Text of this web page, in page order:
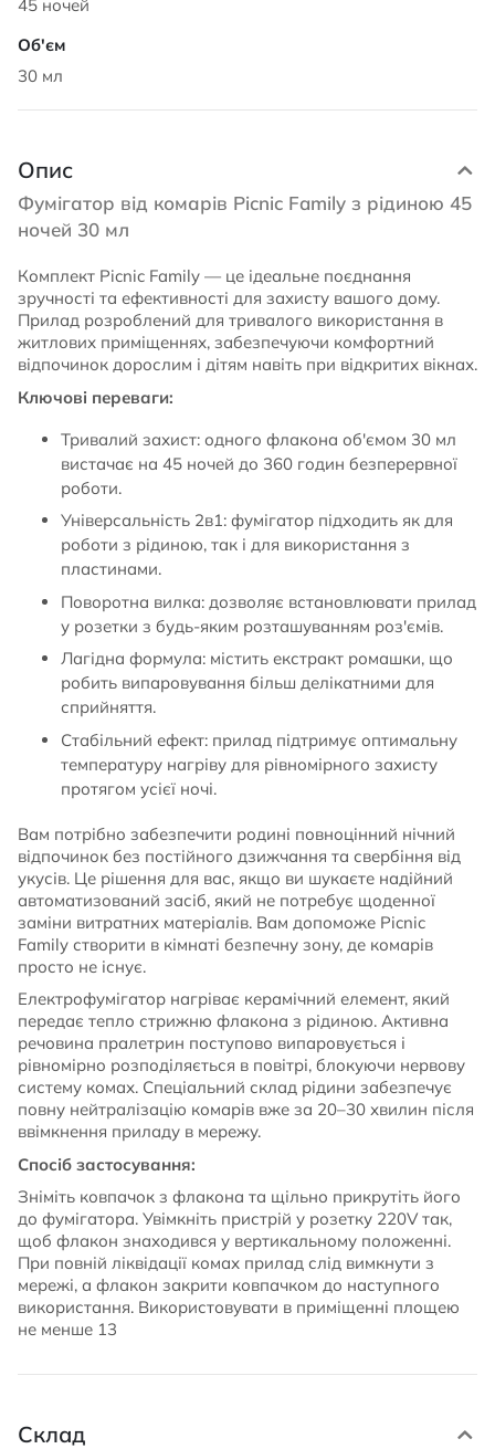
45 ночей
30 мл
Опис
Фумігатор від комарів Picnic Family з рідиною 45
ночей 30 мл
Комплект Picnic Family — це ідеальне поєднання
зручності та ефективності для захисту вашого дому.
Прилад розроблений для тривалого використання в
житлових приміщеннях, забезпечуючи комфортний
відпочинок дорослим і дітям навіть при відкритих вікнах.
Ключові переваги:
Тривалий захист: одного флакона об'ємом 30 мл
вистачає на 45 ночей до 360 годин безперервної
роботи.
Універсальність 2в1: фумігатор підходить як для
роботи з рідиною, так і для використання з
пластинами.
Поворотна вилка: дозволяє встановлювати прилад
у розетки з будь-яким розташуванням роз'ємів.
Лагідна формула: містить екстракт ромашки, що
робить випаровування більш делікатними для
сприйняття.
Стабільний ефект: прилад підтримує оптимальну
температуру нагріву для рівномірного захисту
протягом усієї ночі.
Вам потрібно забезпечити родині повноцінний нічний
відпочинок без постійного дзижчання та свербіння від
укусів. Це рішення для вас, якщо ви шукаєте надійний
автоматизований засіб, який не потребує щоденної
заміни витратних матеріалів. Вам допоможе Picnic
Family створити в кімнаті безпечну зону, де комарів
просто не існує.
Електрофумігатор нагріває керамічний елемент, який
передає тепло стрижню флакона з рідиною. Активна
речовина пралетрин поступово випаровується і
рівномірно розподіляється в повітрі, блокуючи нервову
систему комах. Спеціальний склад рідини забезпечує
повну нейтралізацію комарів вже за 20–30 хвилин після
ввімкнення приладу в мережу.
Спосіб застосування:
Зніміть ковпачок з флакона та щільно прикрутіть його
до фумігатора. Увімкніть пристрій у розетку 220V так,
щоб флакон знаходився у вертикальному положенні.
При повній ліквідації комах прилад слід вимкнути з
мережі, а флакон закрити ковпачком до наступного
використання. Використовувати в приміщенні площею
не менше 13
Склад